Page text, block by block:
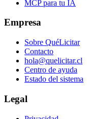
MCP para tu IA
Empresa
Sobre QuéLicitar
Contacto
hola@quelicitar.cl
Centro de ayuda
Estado del sistema
Legal